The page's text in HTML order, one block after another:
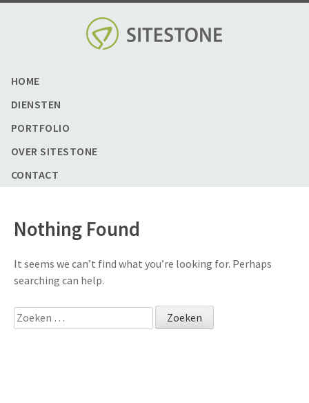
HOME
DIENSTEN
PORTFOLIO
OVER SITESTONE
CONTACT
Nothing Found
It seems we can’t find what you’re looking for. Perhaps
searching can help.
Zoeken
naar: